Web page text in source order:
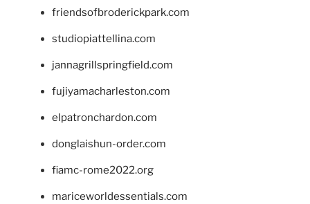
friendsofbroderickpark.com
studiopiattellina.com
jannagrillspringfield.com
fujiyamacharleston.com
elpatronchardon.com
donglaishun-order.com
fiamc-rome2022.org
mariceworldessentials.com